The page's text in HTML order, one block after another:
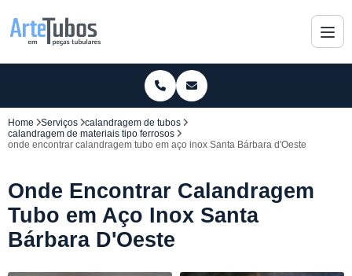
Home Serviços
calandragem de tubos
calandragem de materiais tipo ferrosos
onde encontrar calandragem tubo em aço inox Santa Bárbara d'Oeste
Onde Encontrar Calandragem
Tubo em Aço Inox Santa
Bárbara D'Oeste